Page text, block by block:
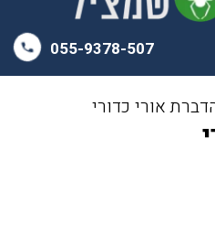
055-9378-507
אורי כדורי